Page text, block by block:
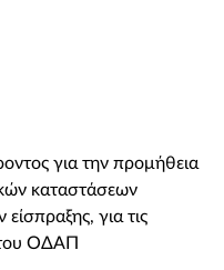
για την προμήθεια
καταστάσεων
για τις
του ΟΔΑΠ